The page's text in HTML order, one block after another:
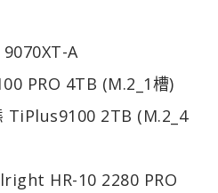
A
PRO 4TB (M.2_1槽)
TiPlus9100 2TB (M.2_4
HR-10 2280 PRO